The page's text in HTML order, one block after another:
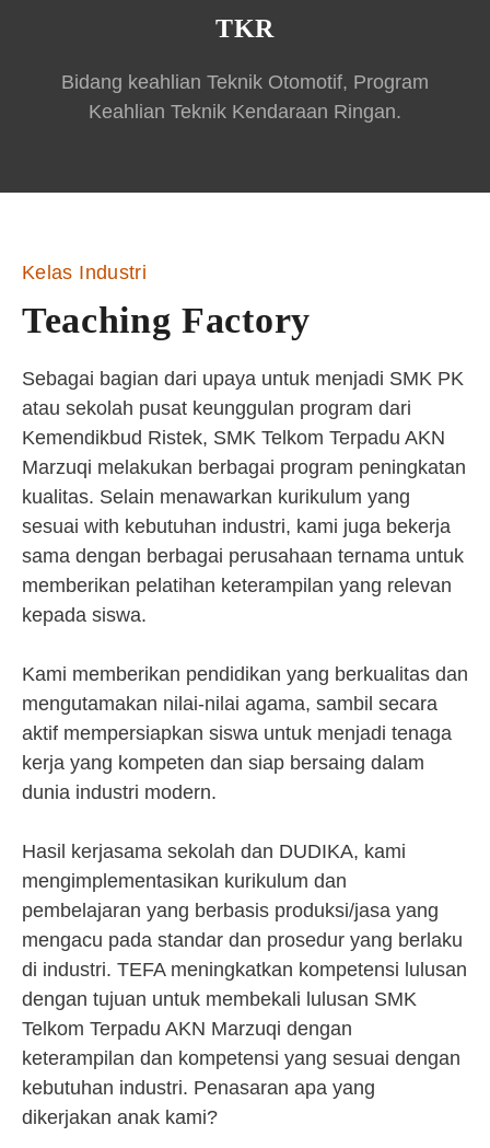
TKR
Bidang keahlian Teknik Otomotif, Program
Keahlian Teknik Kendaraan Ringan.
Kelas Industri
Teaching Factory
Sebagai bagian dari upaya untuk menjadi SMK PK
atau sekolah pusat keunggulan program dari
Kemendikbud Ristek, SMK Telkom Terpadu AKN
Marzuqi melakukan berbagai program peningkatan
kualitas. Selain menawarkan kurikulum yang
sesuai with kebutuhan industri, kami juga bekerja
sama dengan berbagai perusahaan ternama untuk
memberikan pelatihan keterampilan yang relevan
kepada siswa.
Kami memberikan pendidikan yang berkualitas dan
mengutamakan nilai-nilai agama, sambil secara
aktif mempersiapkan siswa untuk menjadi tenaga
kerja yang kompeten dan siap bersaing dalam
dunia industri modern.
Hasil kerjasama sekolah dan DUDIKA, kami
mengimplementasikan kurikulum dan
pembelajaran yang berbasis produksi/jasa yang
mengacu pada standar dan prosedur yang berlaku
di industri. TEFA meningkatkan kompetensi lulusan
dengan tujuan untuk membekali lulusan SMK
Telkom Terpadu AKN Marzuqi dengan
keterampilan dan kompetensi yang sesuai dengan
kebutuhan industri. Penasaran apa yang
dikerjakan anak kami?